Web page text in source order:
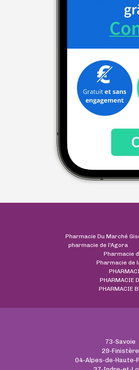
Pharmacie Du Marché
pharmacie de l'Agora
Pharmacie
Pharmacie de
PHARMACIE
PHARMACIE
73-Savoie
29-Finistère
04-Alpes-de-Haute-